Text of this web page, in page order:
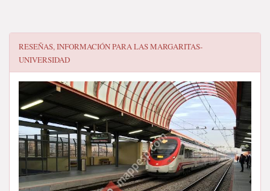
RESEÑAS, INFORMACIÓN PARALAS MARGARITAS-
UNIVERSIDAD